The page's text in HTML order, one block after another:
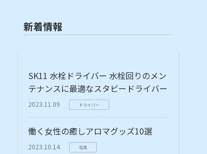
新着情報
SK11 水栓ドライバー 水栓回りのメン
テナンスに最適なスタビードライバー
2023.11.09 ドライバー
働く女性の癒しアロマグッズ10選
2023.10.14 写真